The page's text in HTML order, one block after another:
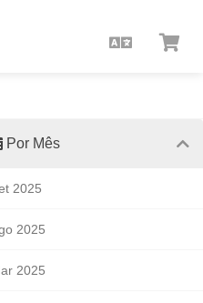
Por Mês
2025
2025
2025